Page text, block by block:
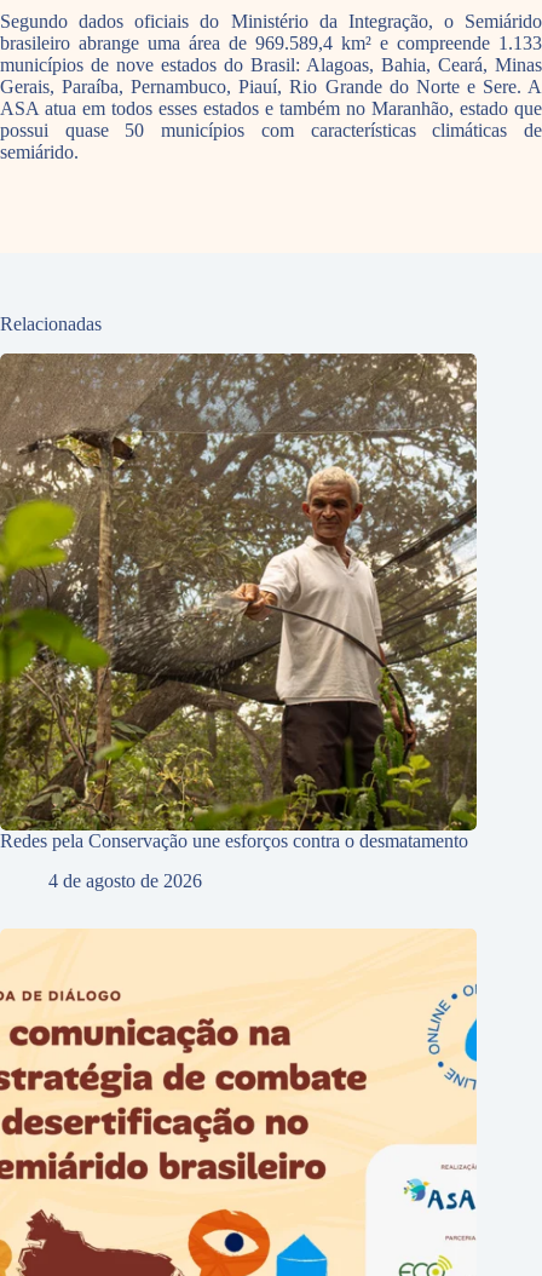
Segundo dados oficiais do Ministério da Integração, o Semiárido
brasileiro abrange uma área de 969.589,4 km² e compreende 1.133
municípios de nove estados do Brasil: Alagoas, Bahia, Ceará, Minas
Gerais, Paraíba, Pernambuco, Piauí, Rio Grande do Norte e Sere. A
ASA atua em todos esses estados e também no Maranhão, estado que
possui quase 50 municípios com características climáticas de
semiárido.
Relacionadas
Redes pela Conservação une esforços contra o desmatamento
4 de agosto de 2026